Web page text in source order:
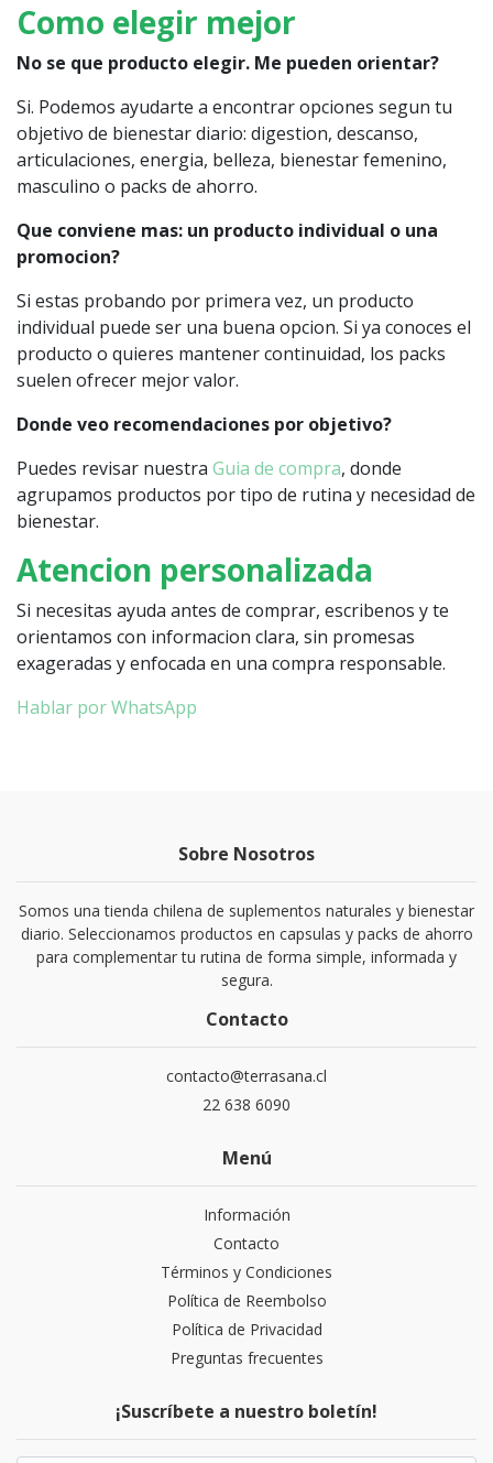
Como elegir mejor
No se que producto elegir. Me pueden orientar?
Si. Podemos ayudarte a encontrar opciones segun tu
objetivo de bienestar diario: digestion, descanso,
articulaciones, energia, belleza, bienestar femenino,
masculino o packs de ahorro.
Que conviene mas: un producto individual o una
promocion?
Si estas probando por primera vez, un producto
individual puede ser una buena opcion. Si ya conoces el
producto o quieres mantener continuidad, los packs
suelen ofrecer mejor valor.
Donde veo recomendaciones por objetivo?
Puedes revisar nuestra Guia de compra, donde
agrupamos productos por tipo de rutina y necesidad de
bienestar.
Atencion personalizada
Si necesitas ayuda antes de comprar, escribenos y te
orientamos con informacion clara, sin promesas
exageradas y enfocada en una compra responsable.
Hablar por WhatsApp
Sobre Nosotros
Somos una tienda chilena de suplementos naturales y bienestar
diario. Seleccionamos productos en capsulas y packs de ahorro
para complementar tu rutina de forma simple, informada y
segura.
Contacto
contacto@terrasana.cl
22 638 6090
Menú
Información
Contacto
Términos y Condiciones
Política de Reembolso
Política de Privacidad
Preguntas frecuentes
¡Suscríbete a nuestro boletín!